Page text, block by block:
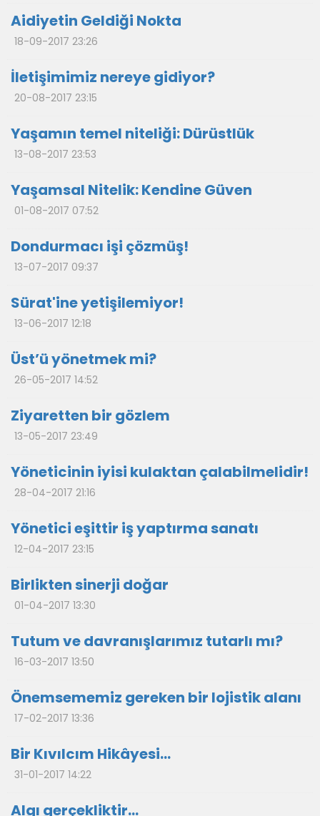
Aidiyetin Geldiği Nokta
18-09-2017 23:26
İletişimimiz nereye gidiyor?
20-08-2017 23:15
Yaşamın temel niteliği: Dürüstlük
13-08-2017 23:53
Yaşamsal Nitelik: Kendine Güven
01-08-2017 07:52
Dondurmacı işi çözmüş!
13-07-2017 09:37
Sürat'ine yetişilemiyor!
13-06-2017 12:18
Üst’ü yönetmek mi?
26-05-2017 14:52
Ziyaretten bir gözlem
13-05-2017 23:49
Yöneticinin iyisi kulaktan çalabilmelidir!
28-04-2017 21:16
Yönetici eşittir iş yaptırma sanatı
12-04-2017 23:15
Birlikten sinerji doğar
01-04-2017 13:30
Tutum ve davranışlarımız tutarlı mı?
16-03-2017 13:50
Önemsememiz gereken bir lojistik alanı
17-02-2017 13:36
Bir Kıvılcım Hikâyesi…
31-01-2017 14:22
Algı gerçekliktir…